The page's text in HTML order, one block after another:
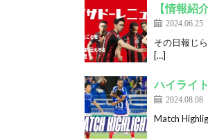
【情報紹
2024.06.25
その日報じ
[…]
ハイライ
2024.08.08
Match